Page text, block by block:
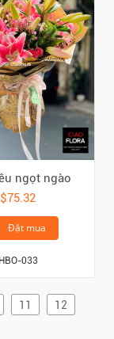
ngọt ngào
$75.32
Đặt mua
HBO-033
11
12